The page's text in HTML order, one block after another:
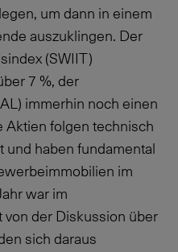
um dann in einem
auszuklingen. Der
(SWIIT)
7 %, der
immerhin noch einen
Aktien folgen technisch
und haben fundamental
im
war im
der Diskussion über
sich daraus